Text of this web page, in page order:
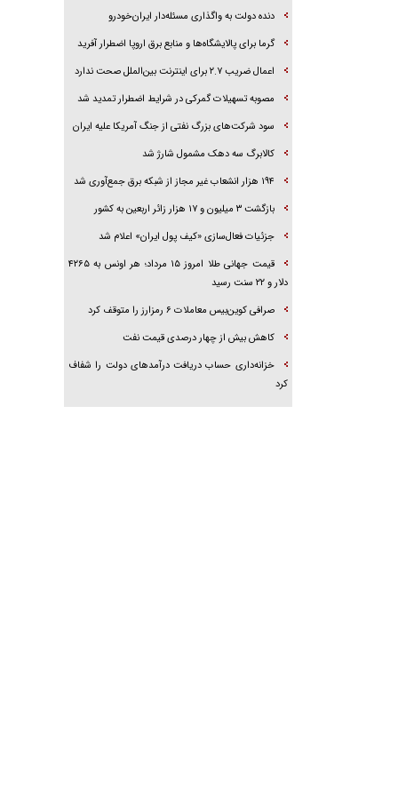
دنده دولت به واگذاری مسئله‌دار ایران‌خودرو
گرما برای پالایشگاه‌ها و منابع برق اروپا اضطرار آفرید
اعمال ضریب ۲.۷ برای اینترنت بین‌الملل صحت ندارد
مصوبه تسهیلات گمرکی در شرایط اضطرار تمدید شد
سود شرکت‌های بزرگ نفتی از جنگ آمریکا علیه ایران
کالابرگ سه دهک مشمول شارژ شد
۱۹۴ هزار انشعاب غیر مجاز از شبکه برق جمع‌آوری شد
بازگشت ۳ میلیون و ۱۷ هزار زائر اربعین به کشور
جزئیات فعال‌سازی «کیف پول ایران» اعلام شد
قیمت جهانی طلا امروز ۱۵ مرداد؛ هر اونس به ۴۲۶۵
دلار و ۲۲ سنت رسید
صرافی کوین‌بیس معاملات ۶ رمزارز را متوقف کرد
کاهش بیش از چهار درصدی قیمت نفت
خزانه‌داری حساب دریافت درآمد‌های دولت را شفاف
کرد